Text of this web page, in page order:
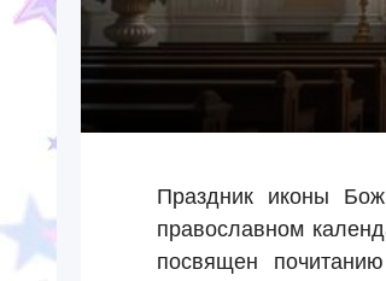
Праздник иконы
православном
посвящен